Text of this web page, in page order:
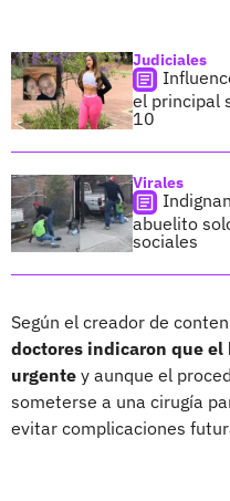
Judiciales
el principal
10
Virales
abuelito
sociales
Según el creador de
doctores indicaron que
urgente y aunque el
someterse a una cirugía
evitar complicaciones